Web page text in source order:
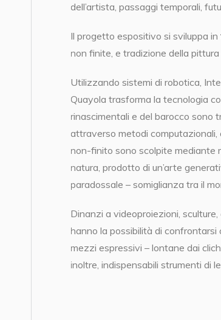
dell’artista, passaggi temporali,
Il progetto espositivo si sviluppa in
non finite, e tradizione della pittura
Utilizzando sistemi di robotica,
Quayola trasforma la tecnologia
rinascimentali e del barocco sono
attraverso metodi computazionali,
non-finito sono scolpite mediante
natura, prodotto di un’arte
paradossale – somiglianza tra il
Dinanzi a videoproiezioni,
hanno la possibilità di
mezzi espressivi – lontane dai
inoltre, indispensabili strumenti di